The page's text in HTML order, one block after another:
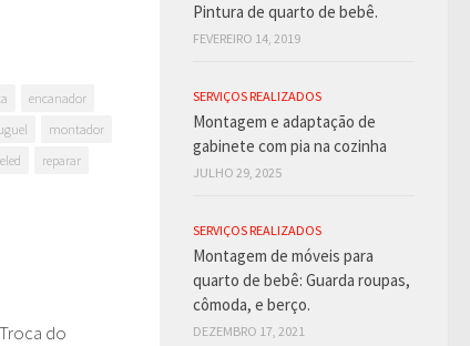
encanador
montador
reparar
do
Pintura de quarto de bebê.
FEVEREIRO 14, 2019
SERVIÇOS REALIZADOS
Montagem e adaptação de
gabinete com pia na cozinha
JULHO 29, 2025
SERVIÇOS REALIZADOS
Montagem de móveis para
quarto de bebê: Guarda roupas,
cômoda, e berço.
DEZEMBRO 17, 2021